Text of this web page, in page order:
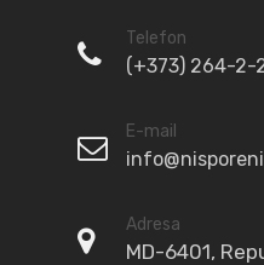
Telefon
(+373) 264-2-
E-mail
Adresa
MD-6401,